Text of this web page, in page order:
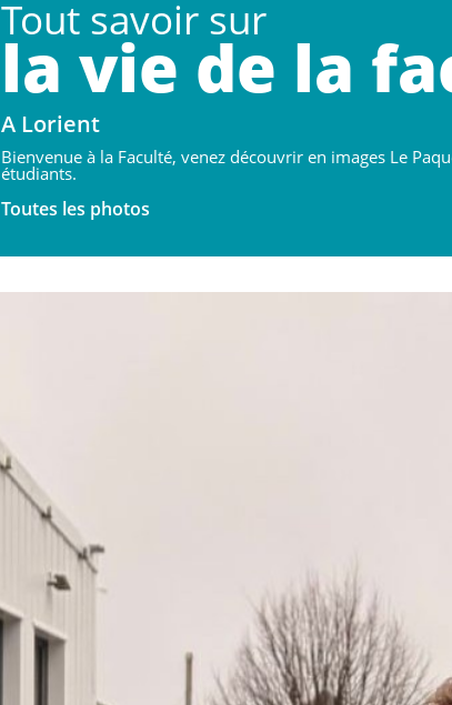
Tout savoir sur
la vie de la
A Lorient
Bienvenue à la Faculté, venez découvrir en images Le
étudiants.
Toutes les photos